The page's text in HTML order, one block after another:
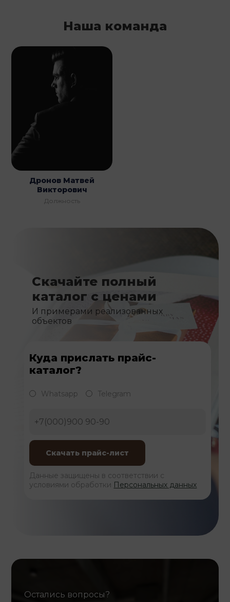
Наша команда
Дронов Матвей
Викторович
Должность
Скачайте полный
каталог с ценами
И примерами реализованных
объектов
Куда прислать прайс-
каталог?
Whatsapp Telegram
Данные защищены в соответствии с
условиями обработки Персональных данных
Остались вопросы?